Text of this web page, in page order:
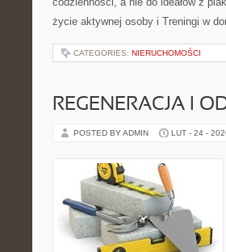
życie aktywnej osoby i Treningi w
CATEGORIES: NIERUCHOMOŚCI
REGENERACJA I
POSTED BY ADMIN LUT - 24 -